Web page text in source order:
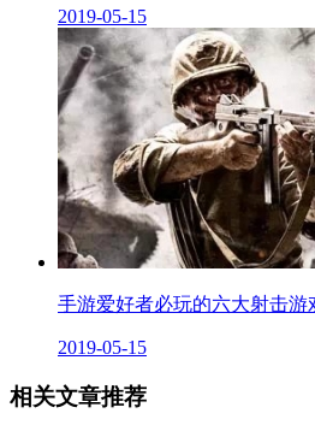
2019-05-15
手游爱好者必玩的六大射击游
2019-05-15
相关文章推荐